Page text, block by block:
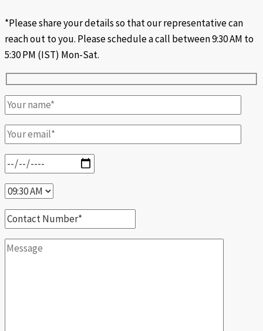
*Please share your details so that our representative can
reach out to you. Please schedule a call between 9:30 AM to
5:30 PM (IST) Mon-Sat.